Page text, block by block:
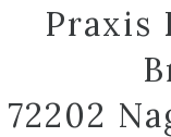
Praxis
72202